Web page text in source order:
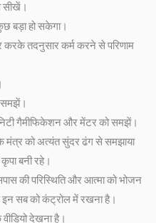
सीखें।
बड़ा हो सकेगा।
करके तदनुसार कर्म करने से परिणाम
गैमीफिकेशन और मेंटर को समझें।
मंत्र को अत्यंत सुंदर ढंग से समझाया
बनी रहे।
की परिस्थिति और आत्मा को भोजन
इन सब को कंट्रोल में रखना है।
देखना है।